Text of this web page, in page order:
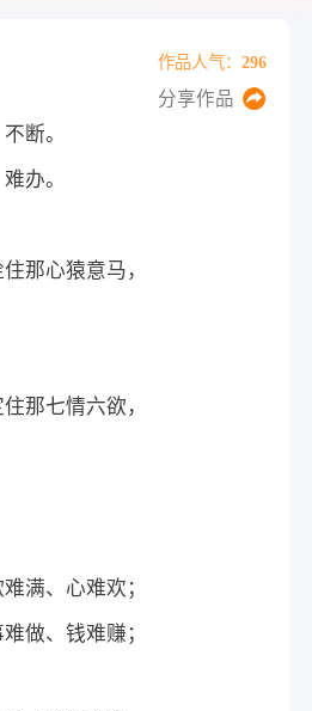
作品人气：296
分享作品
断。
办。
那心猿意马，
那七情六欲，
满、心难欢；
做、钱难赚；